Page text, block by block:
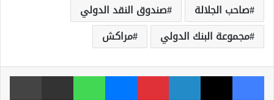
صاحب الجلالة
صندوق النقد الدولي
مجموعة البنك الدولي
مراكش
فيسبوك ‫X لينكدإن بينتيريست ماسنجر واتساب مشاركة عبر البريد